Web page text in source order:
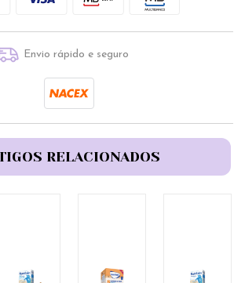
Envio rápido e seguro
RELACIONADOS